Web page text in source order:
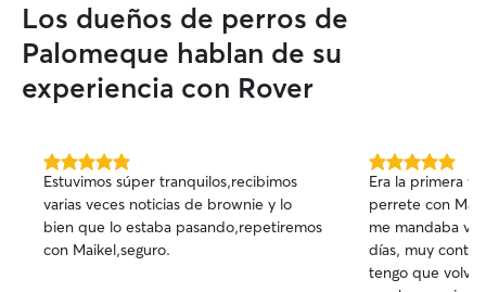
Los dueños de perros de
Palomeque hablan de su
experiencia con Rover
5.0
de
5
estrellas
Estuvimos súper tranquilos,recibimos
varias veces noticias de brownie y lo
bien que lo estaba pasando,repetiremos
con Maikel,seguro.
5.0
de
5
estrellas
Era la primera
perrete con
me mandaba
días, muy contenta , desde luego si
tengo que